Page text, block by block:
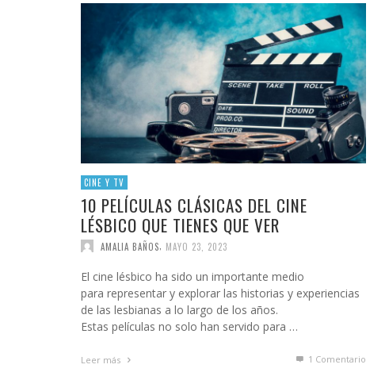
INFIELES
CINE Y TV
10 PELÍCULAS CLÁSICAS DEL CINE
LÉSBICO QUE TIENES QUE VER
AMALIA BAÑOS MAYO 23, 2023
El cine lésbico ha sido un importante medio
para representar y explorar las historias y experiencias
de las lesbianas a lo largo de los años.
Estas películas no solo han servido para …
Leer más 1 Comentario